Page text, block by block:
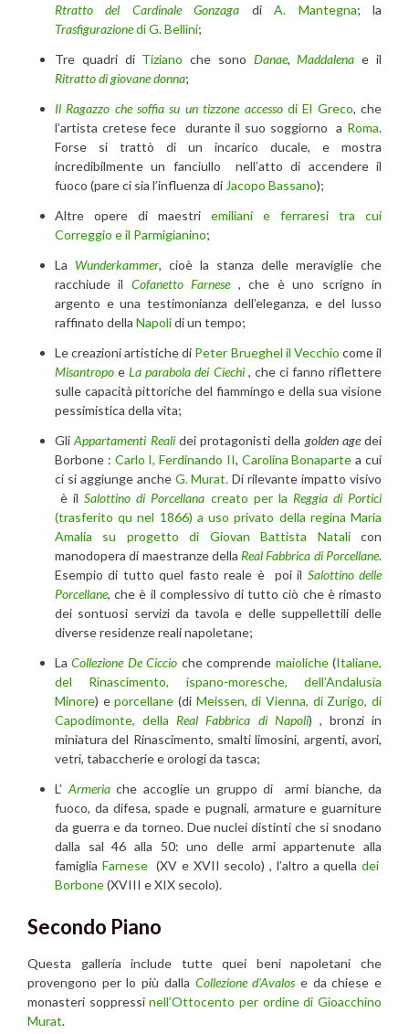
Rtratto del Cardinale Gonzaga diA. Mantegna; la
Trasfigurazionedi G. Bellini;
Tre quadri di Tiziano che sono Danae,Maddalena e il
Ritratto di giovane donna;
Il Ragazzo che soffia su un tizzone accessodi El Greco, che
l’artista cretese fece durante il suo soggiorno a Roma.
Forse si trattò di un incarico ducale, e mostra
incredibilmente un fanciullo nell’atto di accendere il
fuoco (pare ci sia l’influenza diJacopo Bassano);
Altre opere di maestri emiliani e ferraresi tra cui
Correggio e il Parmigianino;
La Wunderkammer, cioè la stanza delle meraviglie che
racchiude il Cofanetto Farnese, che è uno scrigno in
argento e una testimonianza dell’eleganza, e del lusso
raffinato della Napolidi un tempo;
Le creazioni artistiche di Peter Brueghel il Vecchio come il
Misantropo eLa parabola dei Ciechi, che ci fanno riflettere
sulle capacità pittoriche del fiammingo e della sua visione
pessimistica della vita;
GliAppartamenti Realidei protagonisti dellagolden agedei
Borbone : Carlo I, Ferdinando II, Carolina Bonaparte a cui
ci si aggiunge anche G. Murat. Di rilevante impatto visivo
è ilSalottino di Porcellana creato per la Reggia di Portici
(trasferito qu nel 1866) a uso privato della regina Maria
Amalia su progetto di Giovan Battista Natalicon
manodopera di maestranze dellaReal Fabbrica di Porcellane.
Esempio di tutto quel fasto reale è poi il Salottino delle
Porcellane, che è il complessivo di tutto ciò che è rimasto
dei sontuosi servizi da tavola e delle suppellettili delle
diverse residenze reali napoletane;
LaCollezione De Ciccio che comprende maioliche(Italiane,
del Rinascimento, ispano-moresche, dell’Andalusia
Minore) eporcellane (di Meissen, di Vienna, di Zurigo, di
Capodimonte, dellaReal Fabbrica di Napoli) , bronzi in
miniatura del Rinascimento, smalti limosini, argenti, avori,
vetri, tabaccherie e orologi da tasca;
L’Armeriache accoglie un gruppo di armi bianche, da
fuoco, da difesa, spade e pugnali, armature e guarniture
da guerra e da torneo. Due nuclei distinti che si snodano
dalla sal 46 alla 50: uno delle armi appartenute alla
famiglia Farnese (XV e XVII secolo) , l’altro a quelladei
Borbone(XVIII e XIX secolo).
Secondo Piano
Questa galleria include tutte quei beni napoletani che
provengono per lo più dalla Collezione d’Avalose da chiese e
monasteri soppressinell’Ottocento per ordine di Gioacchino
Murat.